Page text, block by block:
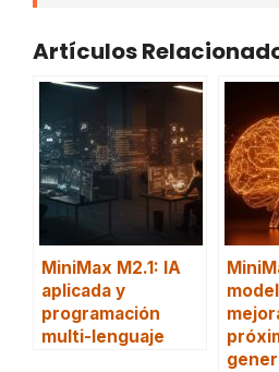
Artículos
MiniMax M2.1: IA
aplicada y
programación
multi-lenguaje